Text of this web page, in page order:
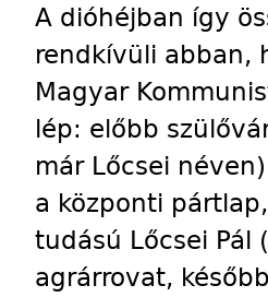
A dióhéjban így
rendkívüli abban,
Magyar
lép: előbb
már Lőcsei
a központi
tudású Lőcsei Pál
agrárrovat,